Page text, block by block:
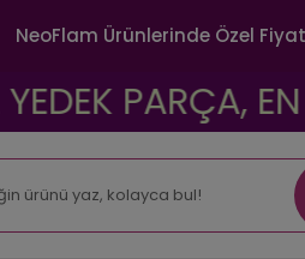
NeoFlam Ürünlerinde Özel
EN